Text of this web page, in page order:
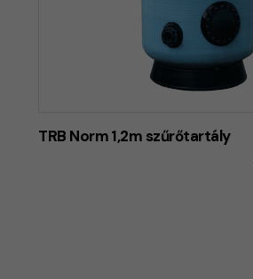
TRB Norm 1,2m szűrőtartály